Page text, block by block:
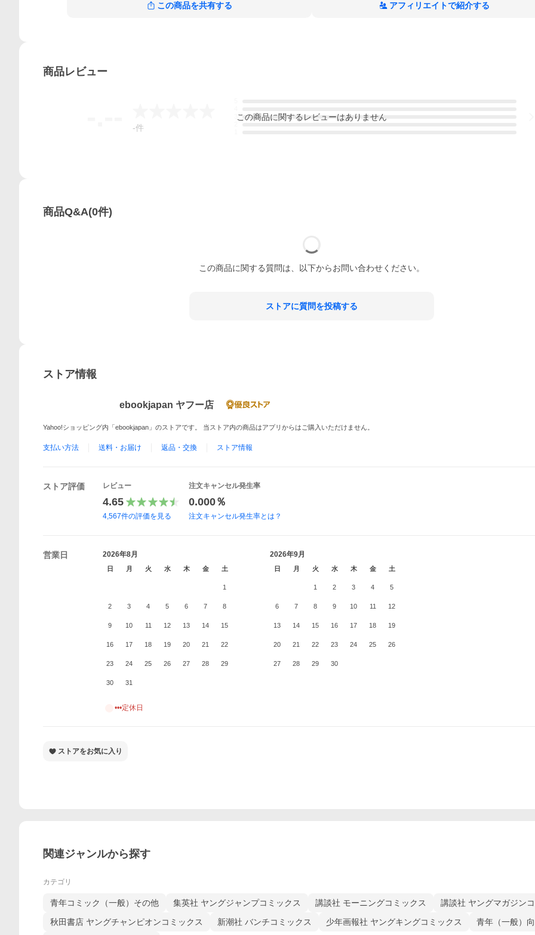
この商品を共有する アフィリエイトで紹介する
商品レビュー
-件
この商品に関するレビューはありません
商品Q&A(0件)
この商品に関する質問は、以下からお問い合わせください。
ストアに質問を投稿する
ストア情報
ebookjapan ヤフー店
Yahoo!ショッピング内「ebookjapan」のストアです。 当ストア内の商品はアプリからはご購入いただけません。
支払い方法 送料・お届け 返品・交換 ストア情報
ストア評価 レビュー
4.65
4,567件の評価を見る
注文キャンセル発生率
0.000％
注文キャンセル発生率とは？
営業日 2026年8月
日 月 火 水 木 金 土
1
2 3 4 5 6 7 8
9 10 11 12 13 14 15
16 17 18 19 20 21 22
23 24 25 26 27 28 29
30 31
2026年9月
日 月 火 水 木 金 土
1 2 3 4 5
6 7 8 9 10 11 12
13 14 15 16 17 18 19
20 21 22 23 24 25 26
27 28 29 30
•••定休日
ストアをお気に入り
関連ジャンルから探す
カテゴリ
青年コミック（一般）その他 集英社 ヤングジャンプコミックス 講談社 モーニングコミックス
講談社 ヤングマガジン
秋田書店 ヤングチャンピオンコミックス
新潮社 バンチコミックス 少年画報社 ヤングキングコミックス 青年（一般）